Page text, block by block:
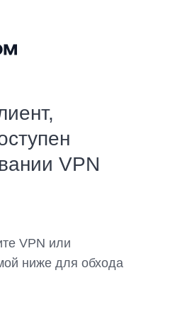
VPN
VPN или
ниже для обхода